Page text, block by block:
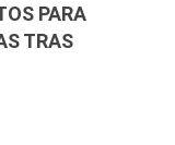
PARA
TRAS